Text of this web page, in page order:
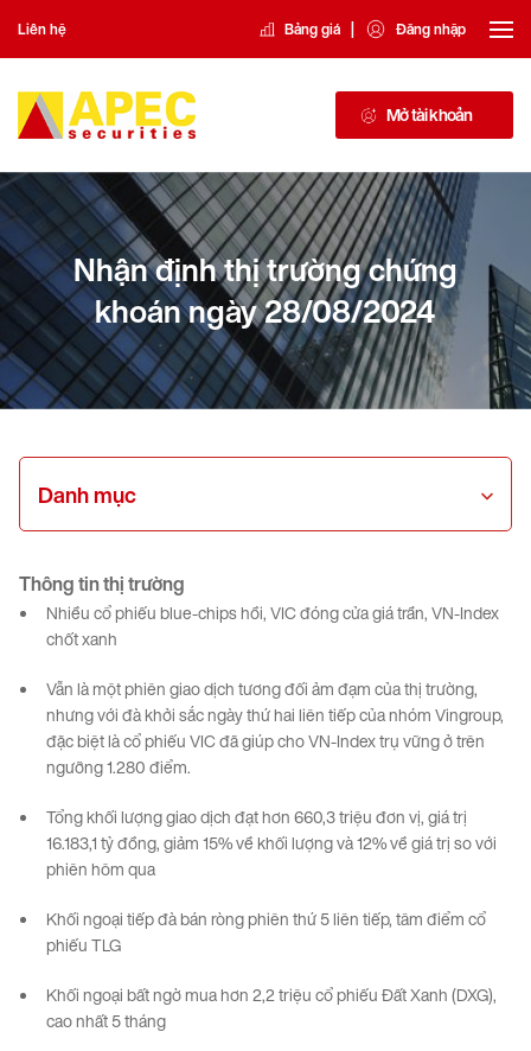
Liên hệ Bảng giá | Đăng nhập
Mở tài khoản
Nhận định thị trường chứng
khoán ngày 28/08/2024
Danh mục
Thông tinthịtrường
Nhiều cổ phiếu blue-chips hồi, VIC đóng cửa giá trần, VN-Index
chốt xanh
Vẫn là một phiên giao dịch tương đối ảm đạm của thị trường,
nhưng với đà khởi sắc ngày thứ hai liên tiếp của nhóm Vingroup,
đặc biệt là cổ phiếu VIC đã giúp cho VN-Index trụ vững ở trên
ngưỡng 1.280 điểm.
Tổng khối lượng giao dịch đạt hơn 660,3 triệu đơn vị, giá trị
16.183,1 tỷ đồng, giảm 15% về khối lượng và 12% về giá trị so với
phiên hôm qua
Khối ngoại tiếp đà bán ròng phiên thứ 5 liên tiếp, tâm điểm cổ
phiếu TLG
Khối ngoại bất ngờ mua hơn 2,2 triệu cổ phiếu Đất Xanh (DXG),
cao nhất 5 tháng